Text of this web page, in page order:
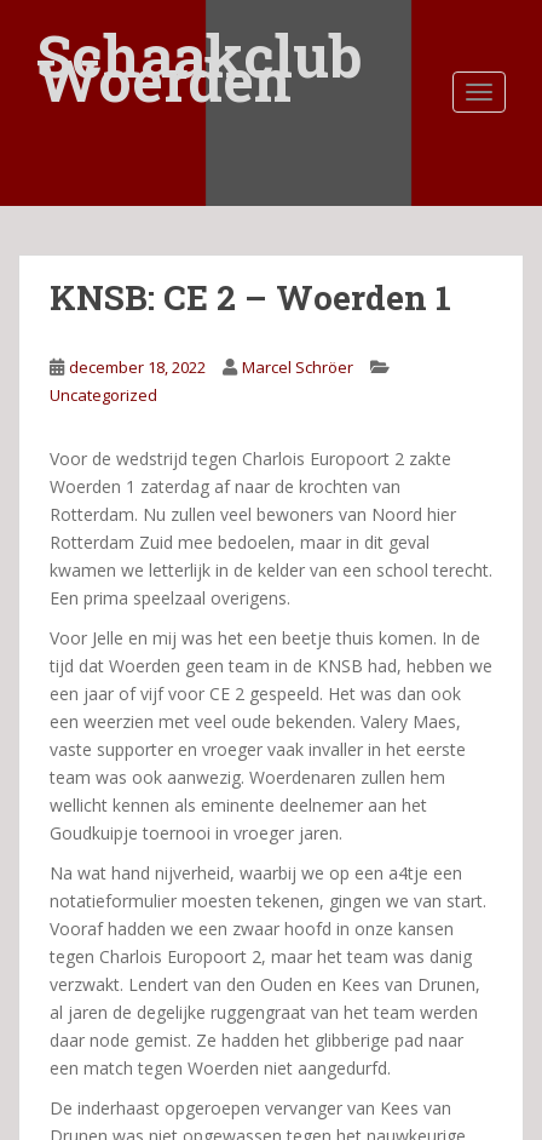
a
Schaakclub
Woerden
KNSB: CE 2 – Woerden 1
december 18, 2022
Marcel Schröer
Uncategorized
Voor de wedstrijd tegen Charlois Europoort 2 zakte
Woerden 1 zaterdag af naar de krochten van
Rotterdam. Nu zullen veel bewoners van Noord hier
Rotterdam Zuid mee bedoelen, maar in dit geval
kwamen we letterlijk in de kelder van een school terecht.
Een prima speelzaal overigens.
Voor Jelle en mij was het een beetje thuis komen. In de
tijd dat Woerden geen team in de KNSB had, hebben we
een jaar of vijf voor CE 2 gespeeld. Het was dan ook
een weerzien met veel oude bekenden. Valery Maes,
vaste supporter en vroeger vaak invaller in het eerste
team was ook aanwezig. Woerdenaren zullen hem
wellicht kennen als eminente deelnemer aan het
Goudkuipje toernooi in vroeger jaren.
Na wat hand nijverheid, waarbij we op een a4tje een
notatieformulier moesten tekenen, gingen we van start.
Vooraf hadden we een zwaar hoofd in onze kansen
tegen Charlois Europoort 2, maar het team was danig
verzwakt. Lendert van den Ouden en Kees van Drunen,
al jaren de degelijke ruggengraat van het team werden
daar node gemist. Ze hadden het glibberige pad naar
een match tegen Woerden niet aangedurfd.
De inderhaast opgeroepen vervanger van Kees van